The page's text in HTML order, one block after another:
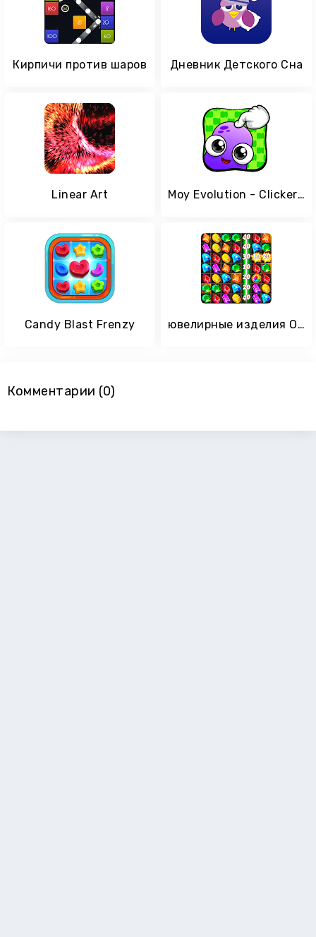
Кирпичи против шаров Дневник Детского Сна
Linear Art Moy Evolution - Clicker Game
Candy Blast Frenzy ювелирные изделия OZ mania kingdom
Комментарии (0)